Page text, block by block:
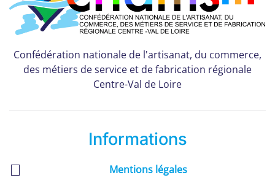
Confédération nationale de l'artisanat, du commerce,
des métiers de service et de fabrication régionale
Centre-Val de Loire
Informations
Mentions légales